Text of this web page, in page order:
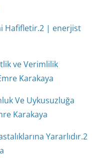
Hafifletir.2 | enerjist
ve Verimlilik
Karakaya
Ve Uykusuzluğa
Karakaya
Yararlıdır.2